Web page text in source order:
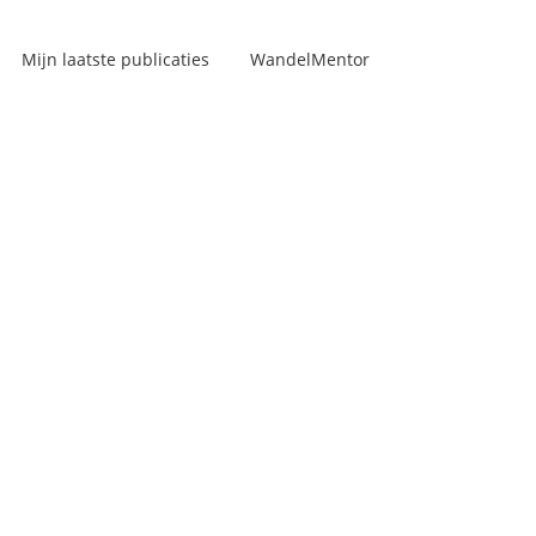
Mijn laatste publicaties WandelMentor